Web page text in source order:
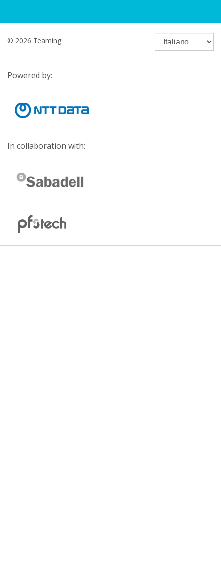
© 2026 Teaming
Powered by:
In collaboration with: